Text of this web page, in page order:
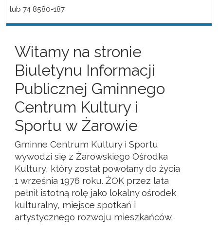
lub 74 8580-187
Witamy na stronie
Biuletynu Informacji
Publicznej Gminnego
Centrum Kultury i
Sportu w Żarowie
Gminne Centrum Kultury i Sportu
wywodzi się z Żarowskiego Ośrodka
Kultury, który został powołany do życia
1 września 1976 roku. ŻOK przez lata
pełnił istotną rolę jako lokalny ośrodek
kulturalny, miejsce spotkań i
artystycznego rozwoju mieszkańców.